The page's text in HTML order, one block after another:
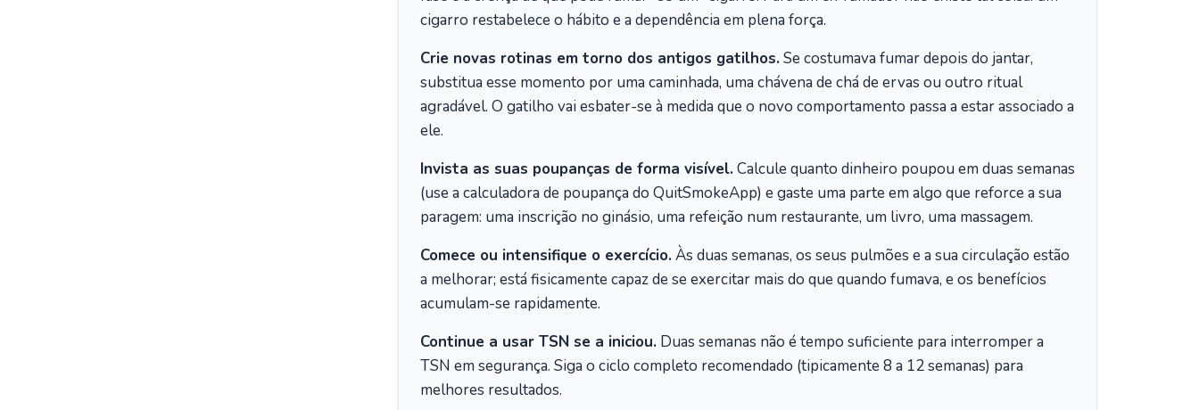
cigarro restabelece o hábito e a dependência em plena força.
Crie novas rotinas em torno dos antigos gatilhos.Se costumava fumar depois do jantar,
substitua esse momento por uma caminhada, uma chávena de chá de ervas ou outro ritual
agradável. O gatilho vai esbater-se à medida que o novo comportamento passa a estar associado a
ele.
Invista as suas poupanças de forma visível.Calcule quanto dinheiro poupou em duas semanas
(use a calculadora de poupança do QuitSmokeApp) e gaste uma parte em algo que reforce a sua
paragem: uma inscrição no ginásio, uma refeição num restaurante, um livro, uma massagem.
Comece ou intensifique o exercício.Às duas semanas, os seus pulmões e a sua circulação estão
a melhorar; está fisicamente capaz de se exercitar mais do que quando fumava, e os benefícios
acumulam-se rapidamente.
Continue a usar TSN se a iniciou. Duas semanas não é tempo suficiente para interromper a
TSN em segurança. Siga o ciclo completo recomendado (tipicamente 8 a 12 semanas) para
melhores resultados.